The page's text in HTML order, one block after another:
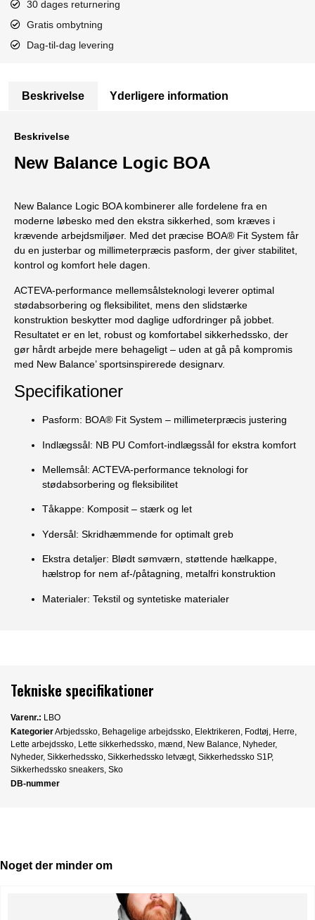
30 dages returnering
Gratis ombytning
Dag-til-dag levering
Beskrivelse Yderligere information
Beskrivelse
New Balance Logic BOA
New Balance Logic BOA kombinerer alle fordelene fra en
moderne løbesko med den ekstra sikkerhed, som kræves i
krævende arbejdsmiljøer. Med det præcise BOA® Fit System får
du en justerbar og millimeterpræcis pasform, der giver stabilitet,
kontrol og komfort hele dagen.
ACTEVA-performance mellemsålsteknologi leverer optimal
stødabsorbering og fleksibilitet, mens den slidstærke
konstruktion beskytter mod daglige udfordringer på jobbet.
Resultatet er en let, robust og komfortabel sikkerhedssko, der
gør hårdt arbejde mere behageligt – uden at gå på kompromis
med New Balance’ sportsinspirerede designarv.
Specifikationer
Pasform: BOA® Fit System – millimeterpræcis justering
Indlægssål: NB PU Comfort-indlægssål for ekstra komfort
Mellemsål: ACTEVA-performance teknologi for
stødabsorbering og fleksibilitet
Tåkappe: Komposit – stærk og let
Ydersål: Skridhæmmende for optimalt greb
Ekstra detaljer: Blødt sømværn, støttende hælkappe,
hælstrop for nem af-/påtagning, metalfri konstruktion
Materialer: Tekstil og syntetiske materialer
Tekniske specifikationer
Varenr.: LBO
KategorierArbjedssko, Behagelige arbejdssko, Elektrikeren, Fodtøj, Herre,
Lette arbejdssko, Lette sikkerhedssko, mænd , New Balance, Nyheder,
Nyheder, Sikkerhedssko, Sikkerhedssko letvægt, Sikkerhedssko S1P,
Sikkerhedssko sneakers, Sko
DB-nummer
Noget der minder om